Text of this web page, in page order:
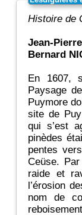
Histoire de
Jean-
Bernard
En 1607,
Paysage
Puymore
site de
qui s’est
pinèdes
pentes
Ceüse.
raide et
l’érosion
nom de